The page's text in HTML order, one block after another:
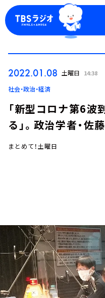
お知らせ
イベント・グッズ
YouTube
会社情報
2022.01.08 土曜日 14:38
社会・政治・経済
「新型コロナ第6波
る」。政治学者・佐
まとめて！土曜日